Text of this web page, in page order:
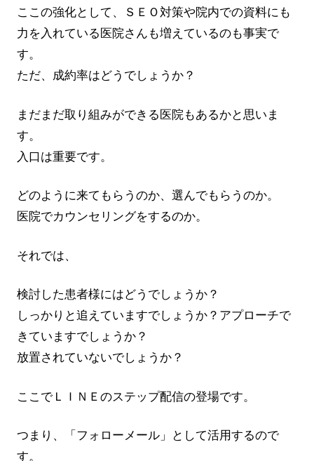
ここの強化として、ＳＥＯ対策や院内での資料にも
力を入れている医院さんも増えているのも事実で
す。
ただ、成約率はどうでしょうか？
まだまだ取り組みができる医院もあるかと思いま
す。
入口は重要です。
どのように来てもらうのか、選んでもらうのか。
医院でカウンセリングをするのか。
それでは、
検討した患者様にはどうでしょうか？
しっかりと追えていますでしょうか？アプローチで
きていますでしょうか？
放置されていないでしょうか？
ここでＬＩＮＥのステップ配信の登場です。
つまり、「フォローメール」として活用するので
す。